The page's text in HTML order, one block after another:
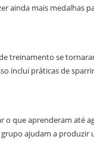
ainda mais medalhas
treinamento se
inclui práticas de
o que aprenderam até
ajudam a produzir